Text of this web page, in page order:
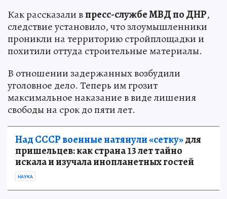
Как рассказали впресс-службе МВД по ДНР,
следствие установило, что злоумышленники
проникли на территорию стройплощадки и
похитили оттуда строительные материалы.
В отношении задержанных возбудили
уголовное дело. Теперь им грозит
максимальное наказание в виде лишения
свободы на срок до пяти лет.
Над СССР военные натянули «сетку»для
пришельцев: как страна 13 лет тайно
искала и изучала инопланетных гостей
НАУКА